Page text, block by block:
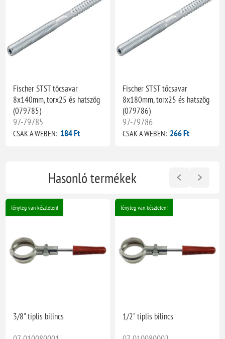
Fischer STST tőcsavar
8x140mm, torx25 és hatszög
(079785)
97-79785
CSAK A WEBEN: 184 Ft
Fischer STST tőcsavar
8x180mm, torx25 és hatszög
(079786)
97-79786
CSAK A WEBEN: 266 Ft
Hasonló termékek
Tényleg van készleten!
3/8" tiplis bilincs
Tényleg van készleten!
1/2" tiplis bilincs